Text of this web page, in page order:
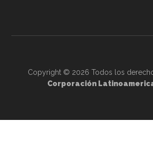
Copyright © 2026 Todos los
Corporación